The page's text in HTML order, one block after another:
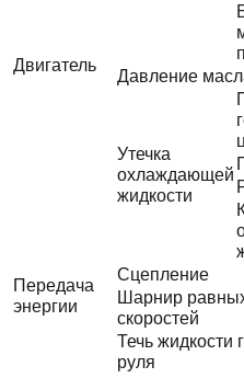
Двигатель
Давление
Утечка
охлаждающей
жидкости
Передача
энергии
Сцепление
Шарнир
скоростей
Течь жидкости
руля